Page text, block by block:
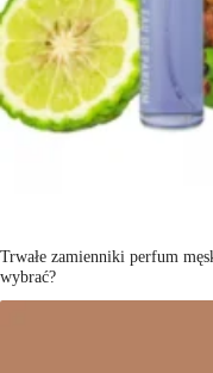
Trwałe zamienniki perfum
wybrać?